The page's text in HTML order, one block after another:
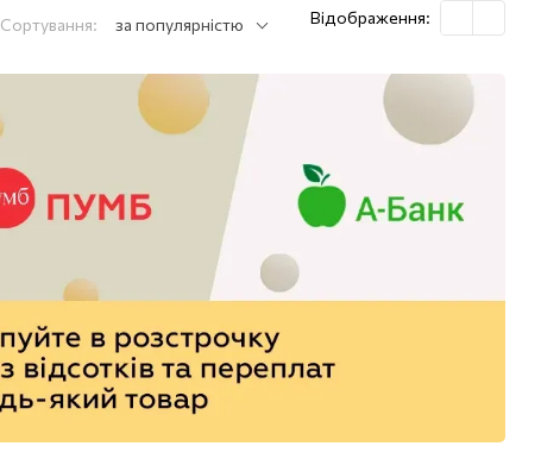
Сортування: за популярністю Відображення: